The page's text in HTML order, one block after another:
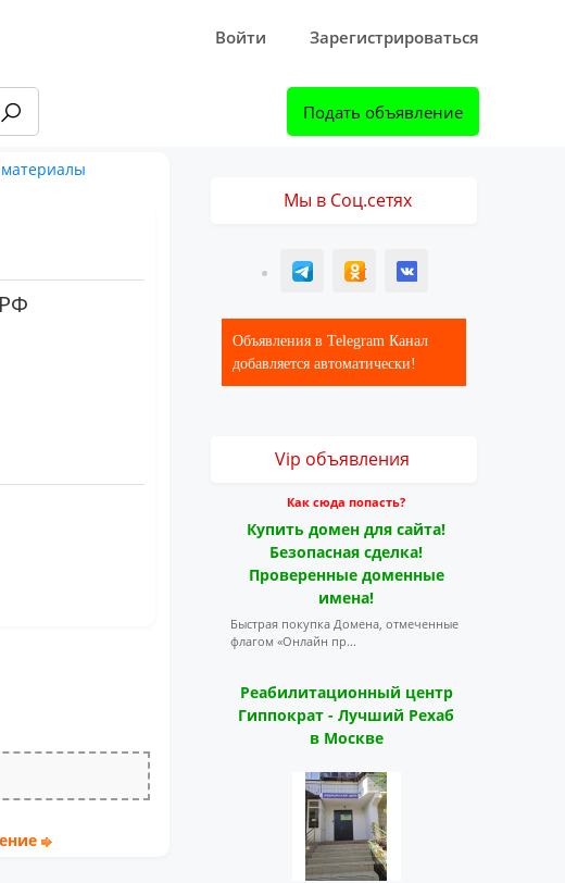
Войти Зарегистрироваться
Подать объявление
Мы в Соц.сетях
T ОК ВК
Объявления в Telegram Канал
добавляется автоматически!
Vip объявления
Как сюда попасть?
Купить домен для сайта!
Безопасная сделка!
Проверенные доменные
имена!
Быстрая покупка Домена, отмеченные
флагом «Онлайн пр...
Реабилитационный центр
Гиппократ - Лучший Рехаб
в Москве